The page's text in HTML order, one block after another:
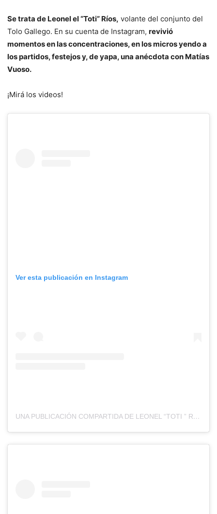
Se trata de Leonel el “Toti” Ríos, volante del conjunto del
Tolo Gallego. En su cuenta de Instagram, revivió
momentos en las concentraciones, en los micros yendo a
los partidos, festejos y, de yapa, una anécdota con Matías
Vuoso.
¡Mirá los videos!
Ver esta publicación en Instagram
UNA PUBLICACIÓN COMPARTIDA DE LEONEL “TOTI ” RIOS